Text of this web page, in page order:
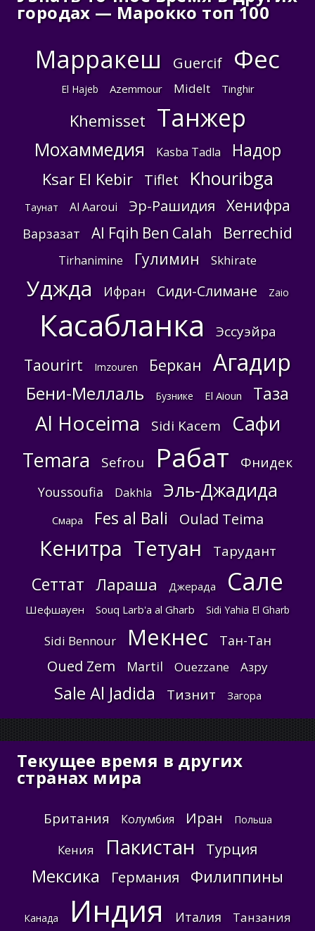
городах — Марокко топ 100
Марракеш Guercif Фес
El Hajeb Azemmour Midelt Tinghir
Khemisset Танжер
Мохаммедия Kasba Tadla Надор
Ksar El Kebir Tiflet Khouribga
Таунат Al Aaroui Эр-Рашидия Хенифра
Варзазат Al Fqih Ben Calah Berrechid
Tirhanimine Гулимин Skhirate
Уджда Ифран Сиди-Слимане Zaio
Касабланка Эссуэйра
Taourirt Imzouren Беркан Агадир
Бени-Меллаль Бузнике El Aioun Таза
Al Hoceima Sidi Kacem
Сафи
Temara
Sefrou Рабат Фнидек
Youssoufia Dakhla Эль-Джадида
Смара Fes al Bali Oulad Teima
Кенитра Тетуан Тарудант
Сеттат Лараша Джерада Сале
Шефшауен Souq Larb'a al Gharb Sidi Yahia El Gharb
Sidi Bennour Мекнес Тан-Тан
Oued Zem Martil Ouezzane Азру
Sale Al Jadida Тизнит Загора
Текущее время в других
странах мира
Британия Колумбия Иран Польша
Кения Пакистан Турция
Мексика Германия Филиппины
Канада Индия Италия Танзания